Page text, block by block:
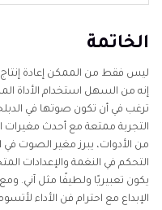
الخاتمة
إنه من السهل استخدام الأداة
ترغب في أن تكون صوتها في
التجربة ممتعة مع أحدث مغيرات
التحكم في النغمة والإعدادات
يكون تعبيريًا ولطيفًا مثل آني.
الإبداع مع احترام فن الأداء